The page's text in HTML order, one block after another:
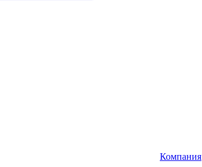
Компания